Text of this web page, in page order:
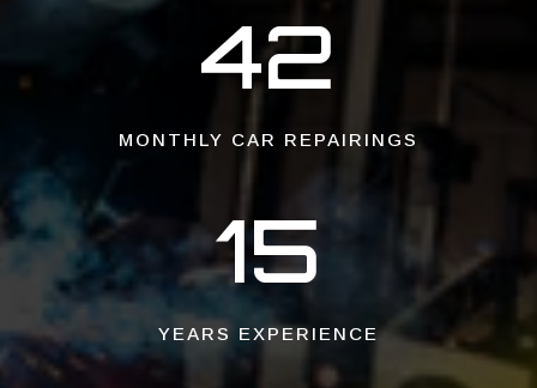
42
MONTHLY CAR REPAIRINGS
15
YEARS EXPERIENCE